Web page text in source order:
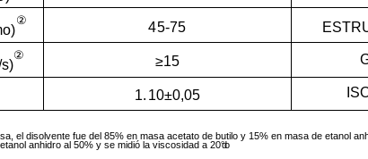
② 45-75
② ≥15
1. 10±0,05
el disolvente fue del 85% en masa acetato de butilo y 15% en masa de etanol
anhidro al 50% y se midió la viscosidad a 20°do